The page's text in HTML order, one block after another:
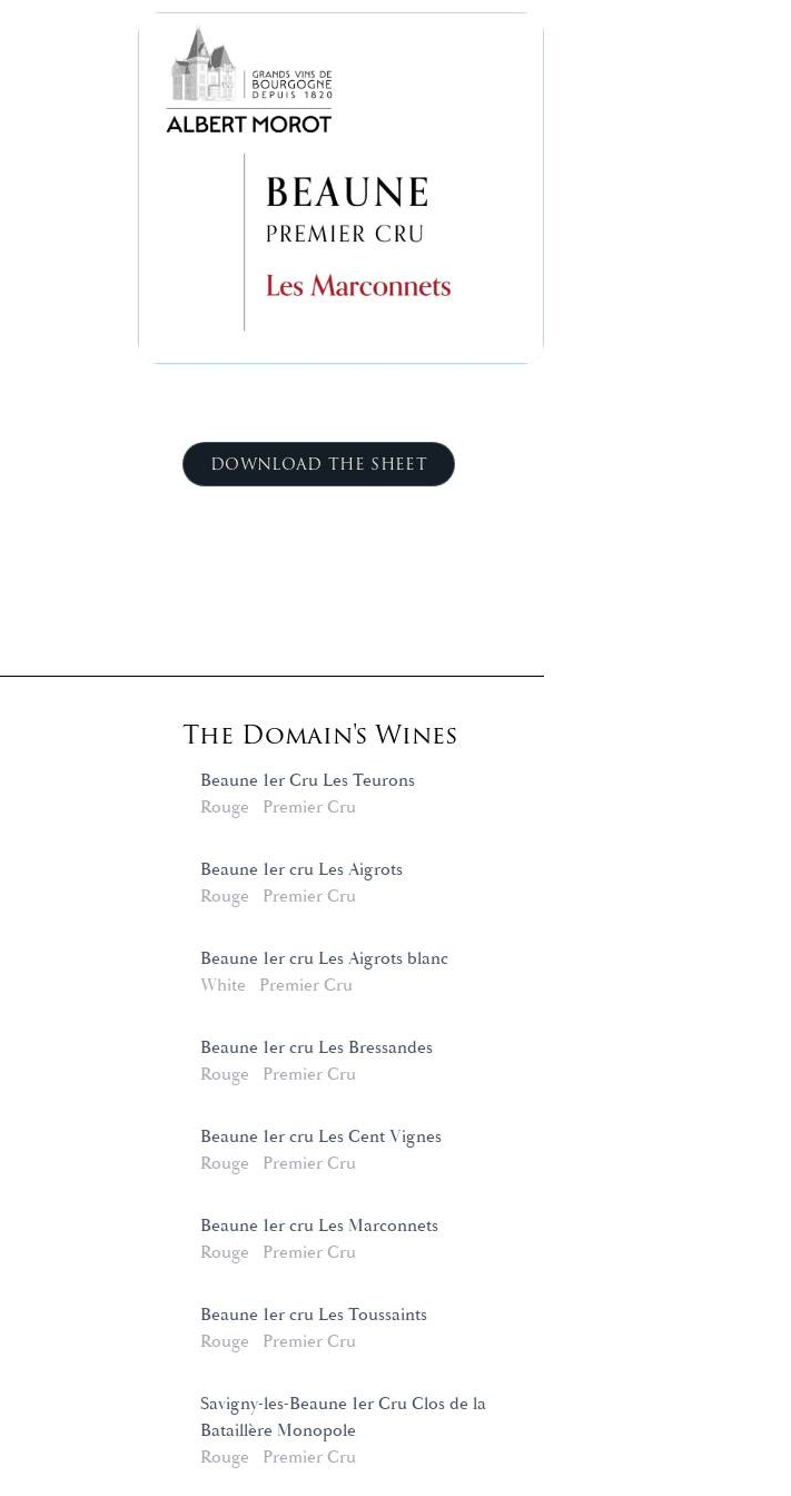
DOWNLOAD THE SHEET
The Domain's Wines
Beaune 1er Cru Les Teurons
Rouge
Premier Cru
Beaune 1er cru Les Aigrots
Rouge
Premier Cru
Beaune 1er cru Les Aigrots blanc
White
Premier Cru
Beaune 1er cru Les Bressandes
Rouge
Premier Cru
Beaune 1er cru Les Cent Vignes
Rouge
Premier Cru
Beaune 1er cru Les Marconnets
Rouge
Premier Cru
Beaune 1er cru Les Toussaints
Rouge
Premier Cru
Savigny-les-Beaune 1er Cru Clos de la
Bataillère Monopole
Rouge
Premier Cru